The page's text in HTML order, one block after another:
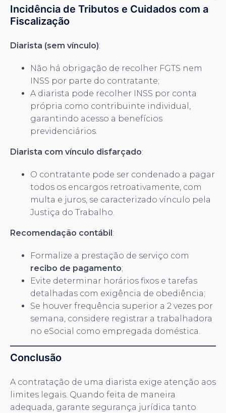
Incidência de Tributos e Cuidados com a
Fiscalização
Diarista (sem vínculo):
Não há obrigação de recolher FGTS nem
INSS por parte do contratante;
A diarista pode recolher INSS por conta
própria como contribuinte individual,
garantindo acesso a benefícios
previdenciários.
Diarista com vínculo disfarçado:
O contratante pode ser condenado a pagar
todos os encargos retroativamente, com
multa e juros, se caracterizado vínculo pela
Justiça do Trabalho.
Recomendação contábil :
Formalize a prestação de serviço com
recibo de pagamento;
Evite determinar horários fixos e tarefas
detalhadas com exigência de obediência;
Se houver frequência superior a 2 vezes por
semana, considere registrar a trabalhadora
no eSocial como empregada doméstica.
Conclusão
A contratação de uma diarista exige atenção aos
limites legais. Quando feita de maneira
adequada, garante segurança jurídica tanto